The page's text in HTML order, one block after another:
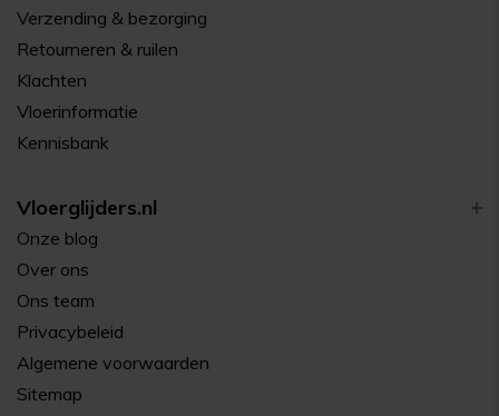
Verzending & bezorging
Retourneren & ruilen
Klachten
Vloerinformatie
Kennisbank
Vloerglijders.nl
Onze blog
Over ons
Ons team
Privacybeleid
Algemene voorwaarden
Sitemap